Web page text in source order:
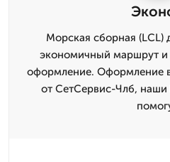
Морская сборная (LCL)
экономичный маршрут и
оформление. Оформление в
от СетСервис-Члб, наши